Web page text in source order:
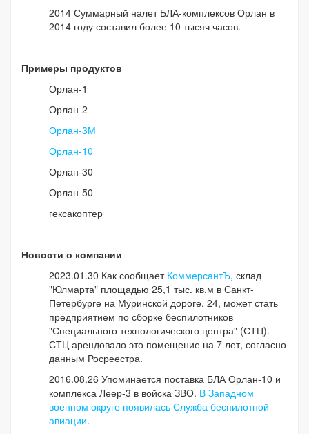
2014 Суммарный налет БЛА-комплексов Орлан в
2014 году составил более 10 тысяч часов.
Примеры продуктов
Орлан-1
Орлан-2
Орлан-3М
Орлан-10
Орлан-30
Орлан-50
гексакоптер
Новости о компании
2023.01.30 Как сообщает КоммерсантЪ, склад
"Юлмарта" площадью 25,1 тыс. кв.м в Санкт-
Петербурге на Муринской дороге, 24, может стать
предприятием по сборке беспилотников
"Специального технологического центра" (СТЦ).
СТЦ арендовало это помещение на 7 лет, согласно
данным Росреестра.
2016.08.26 Упоминается поставка БЛА Орлан-10 и
комплекса Леер-3 в войска ЗВО. В Западном
военном округе появилась Служба беспилотной
авиации.